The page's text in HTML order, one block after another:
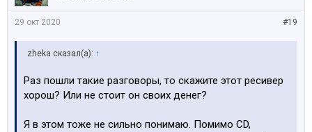
#19
29 окт 2020
zheka сказал(а): ↑
Раз пошли такие разговоры, то скажите этот ресивер
хорош? Или не стоит он своих денег?
Я в этом тоже не сильно понимаю. Помимо СD,